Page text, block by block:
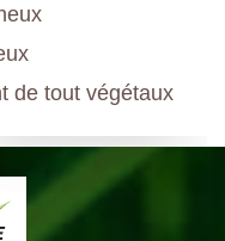
de tout végétaux